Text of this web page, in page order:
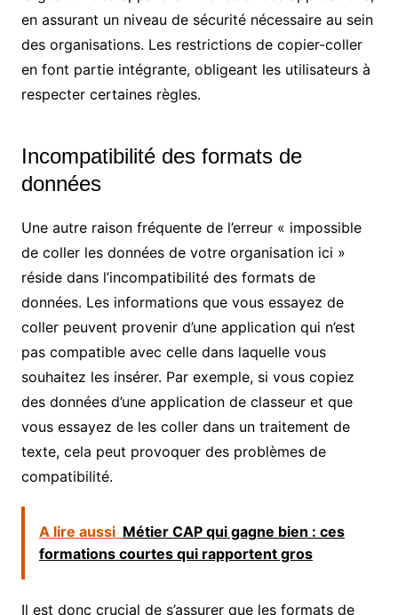
en assurant un niveau de sécurité nécessaire au sein
des organisations. Les restrictions de copier-coller
en font partie intégrante, obligeant les utilisateurs à
respecter certaines règles.
Incompatibilité des formats de
données
Une autre raison fréquente de l’erreur « impossible
de coller les données de votre organisation ici »
réside dans l’incompatibilité des formats de
données. Les informations que vous essayez de
coller peuvent provenir d’une application qui n’est
pas compatible avec celle dans laquelle vous
souhaitez les insérer. Par exemple, si vous copiez
des données d’une application de classeur et que
vous essayez de les coller dans un traitement de
texte, cela peut provoquer des problèmes de
compatibilité.
A lire aussi Métier CAP qui gagne bien : ces
formations courtes qui rapportent gros
Il est donc crucial de s’assurer que les formats de